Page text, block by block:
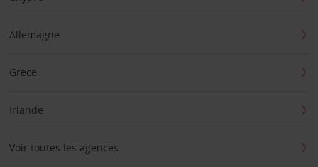
Allemagne
Grèce
Irlande
Voir toutes les agences